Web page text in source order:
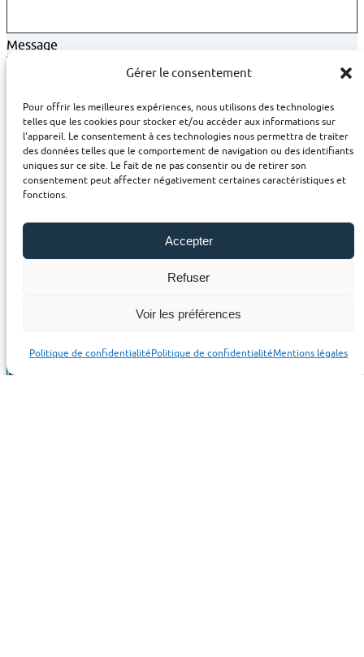
Gérer le consentement
Pour offrir les meilleures expériences, nous utilisons des technologies
telles que les cookies pour stocker et/ou accéder aux informations sur
l'appareil. Le consentement à ces technologies nous permettra de traiter
des données telles que le comportement de navigation ou des identifiants
uniques sur ce site. Le fait de ne pas consentir ou de retirer son
consentement peut affecter négativement certaines caractéristiques et
fonctions.
Accepter
Refuser
Voir les préférences
Politique de confidentialitéPolitique de confidentialitéMentions légales
Message
J'accepte que EFFBE France
collecte mes données.
Voir la politique de
Effbe group